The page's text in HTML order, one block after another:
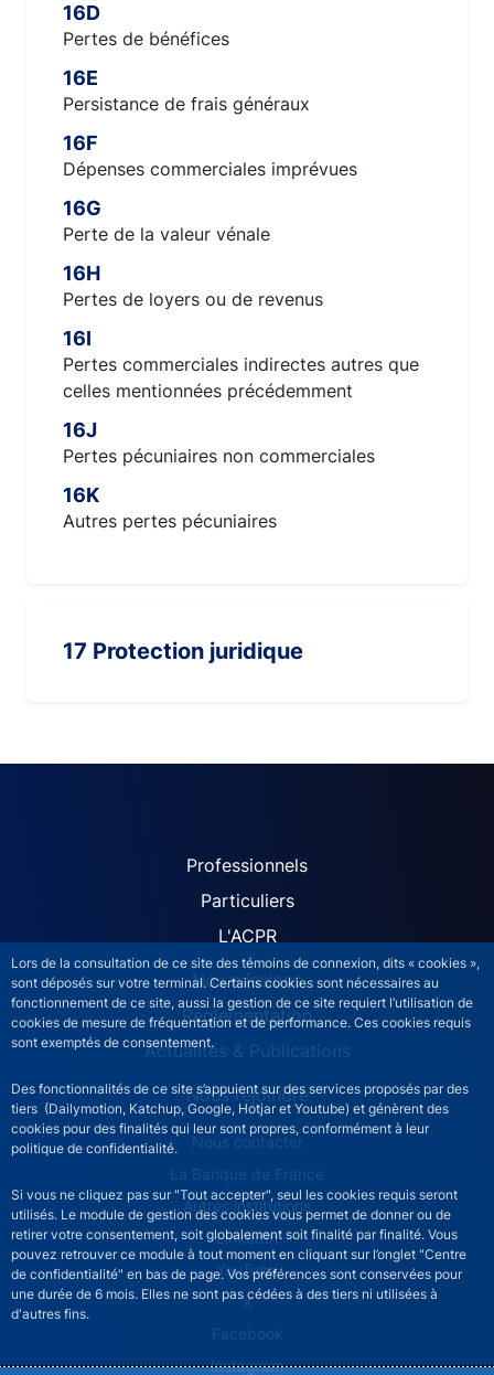
Lors de la consultation de ce site des témoins de connexion, dits « cookies »,
sont déposés sur votre terminal. Certains cookies sont nécessaires au
fonctionnement de ce site, aussi la gestion de ce site requiert l’utilisation de
cookies de mesure de fréquentation et de performance. Ces cookies requis
sont exemptés de consentement.
Des fonctionnalités de ce site s’appuient sur des services proposés par des
tiers (Dailymotion, Katchup, Google, Hotjar et Youtube) et génèrent des
cookies pour des finalités qui leur sont propres, conformément à leur
politique de confidentialité.
Si vous ne cliquez pas sur "Tout accepter", seul les cookies requis seront
utilisés. Le module de gestion des cookies vous permet de donner ou de
retirer votre consentement, soit globalement soit finalité par finalité. Vous
pouvez retrouver ce module à tout moment en cliquant sur l’onglet "Centre
de confidentialité" en bas de page. Vos préférences sont conservées pour
une durée de 6 mois. Elles ne sont pas cédées à des tiers ni utilisées à
d'autres fins.
16D
Pertes de bénéfices
16E
Persistance de frais généraux
16F
Dépenses commerciales imprévues
16G
Perte de la valeur vénale
16H
Pertes de loyers ou de revenus
16I
Pertes commerciales indirectes autres que
celles mentionnées précédemment
16J
Pertes pécuniaires non commerciales
16K
Autres pertes pécuniaires
17 Protection juridique
ACPR site navigation
Professionnels
Particuliers
L'ACPR
Nos missions
Réglementation
Actualités & Publications
Nous rejoindre
ACPR footer secondary menu (French)
Nous contacter
La Banque de France
Autres institutions
LinkedIn
YouTube
X
Facebook
Instagram